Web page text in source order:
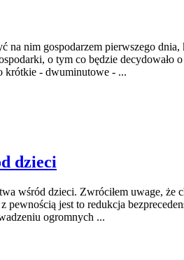
nim gospodarzem pierwszego
o tym co będzie
krótkie - dwuminutowe - ...
dzieci
wśród dzieci. Zwróciłem uwage, że
jest to redukcja
ogromnych ...